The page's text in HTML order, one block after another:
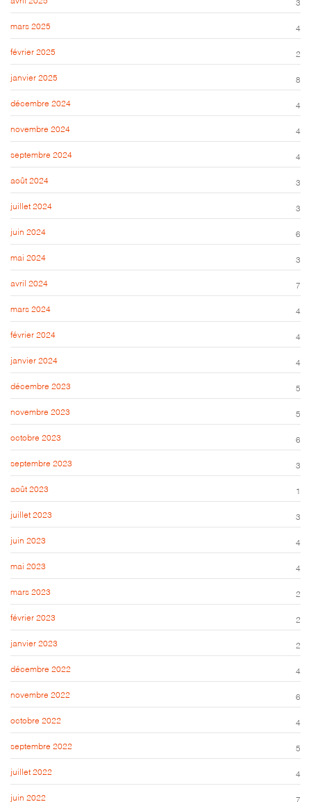
3
mars 2025 4
février 2025 2
janvier 2025 8
décembre 2024 4
novembre 2024 4
septembre 2024 4
août 2024 3
juillet 2024 3
juin 2024 6
mai 2024 3
avril 2024 7
mars 2024 4
février 2024 4
janvier 2024 4
décembre 2023 5
novembre 2023 5
octobre 2023 6
septembre 2023 3
août 2023 1
juillet 2023 3
juin 2023 4
mai 2023 4
mars 2023 2
février 2023 2
janvier 2023 2
décembre 2022 4
novembre 2022 6
octobre 2022 4
septembre 2022 5
juillet 2022 4
juin 2022 7